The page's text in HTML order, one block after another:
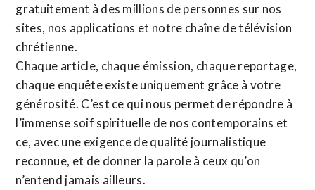
gratuitement à des millions de personnes sur nos
sites, nos applications et notre chaîne de télévision
chrétienne.
Chaque article, chaque émission, chaque reportage,
chaque enquête existe uniquement grâce à votre
générosité. C’est ce qui nous permet de répondre à
l’immense soif spirituelle de nos contemporains et
ce, avec une exigence de qualité journalistique
reconnue, et de donner la parole à ceux qu’on
n’entend jamais ailleurs.